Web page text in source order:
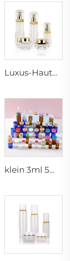
Luxus-Hautpflegebehälter 120ml 100ml 40ml 50g 20g leere gefrorene Tonerflasche klare Glasflasche mit Pumpe
klein 3ml 5ml 10ml Glas-Serum-Ampulle leere Flasche für medizinische Verwendung mit Gummistopfen